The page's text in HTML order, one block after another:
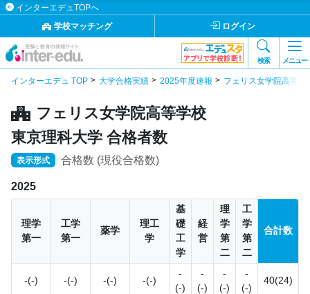
インターエデュTOPへ
学校マッチング
ログイン
検索 メニュー
インターエデュ TOP 大学合格実績 2025年度速報 フェリス女学院高等学
フェリス女学院高等学校
東京理科大学 合格者数
表示形式 合格数 (現役合格数)
2025
理学
第一
工学
第一
薬学
理工
学
基
礎
工
学
経
営
理
学
第
二
工
学
第
二
合計数
-(-) -(-) -(-) -(-)
-
(-)
-
(-)
-
(-)
-
(-)
40(24)